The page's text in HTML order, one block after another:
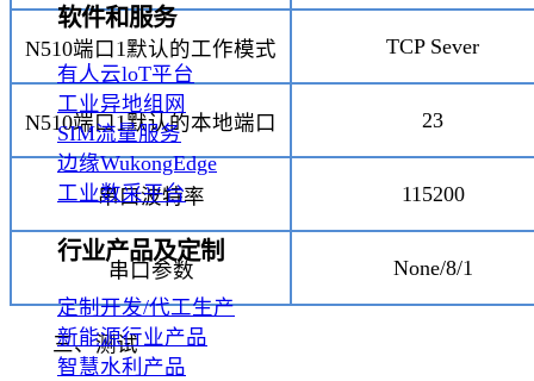
软件和服务
有人云loT平台
工业异地组网
SIM流量服务
边缘WukongEdge
工业数采平台
行业产品及定制
定制开发/代工生产
新能源行业产品
智慧水利产品
N510端口1默认的工作模式 TCP Sever
N510端口1默认的本地端口 23
串口波特率 115200
串口参数 None/8/1
三、测试